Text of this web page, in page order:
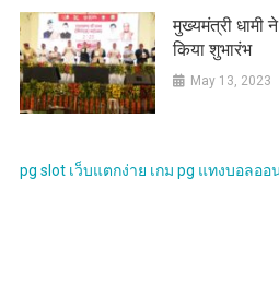
मुख्यमंत्री धामी
किया शुभारंभ
May 13, 2023
pg slot เว็บแตกง่าย เกม pg แทงบอลออ